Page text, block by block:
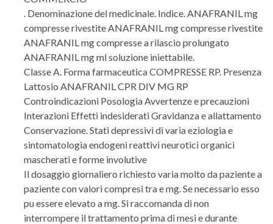
. Denominazione del medicinale. Indice. ANAFRANIL mg
compresse rivestite ANAFRANIL mg compresse rivestite
ANAFRANIL mg compresse a rilascio prolungato
ANAFRANIL mg ml soluzione iniettabile.
Classe A. Forma farmaceutica COMPRESSE RP. Presenza
Lattosio ANAFRANIL CPR DIV MG RP
Controindicazioni Posologia Avvertenze e precauzioni
Interazioni Effetti indesiderati Gravidanza e allattamento
Conservazione. Stati depressivi di varia eziologia e
sintomatologia endogeni reattivi neurotici organici
mascherati e forme involutive
Il dosaggio giornaliero richiesto varia molto da paziente a
paziente con valori compresi tra e mg. Se necessario esso
pu essere elevato a mg. Si raccomanda di non
interrompere il trattamento prima di mesi e durante